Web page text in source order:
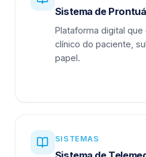
Sistema de
Plataforma digital
clínico do paciente,
papel.
SISTEMAS